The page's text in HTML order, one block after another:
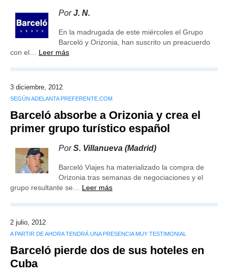
PorJ. N.
En la madrugada de este miércoles el Grupo
Barceló y Orizonia, han suscrito un preacuerdo
con el… Leer más
3 diciembre, 2012
SEGÚN ADELANTA PREFERENTE.COM
Barceló absorbe a Orizonia y crea el
primer grupo turístico español
PorS. Villanueva (Madrid)
Barceló Viajes ha materializado la compra de
Orizonia tras semanas de negociaciones y el
grupo resultante se… Leer más
2 julio, 2012
A PARTIR DE AHORA TENDRÁ UNA PRESENCIA MUY TESTIMONIAL
Barceló pierde dos de sus hoteles en
Cuba